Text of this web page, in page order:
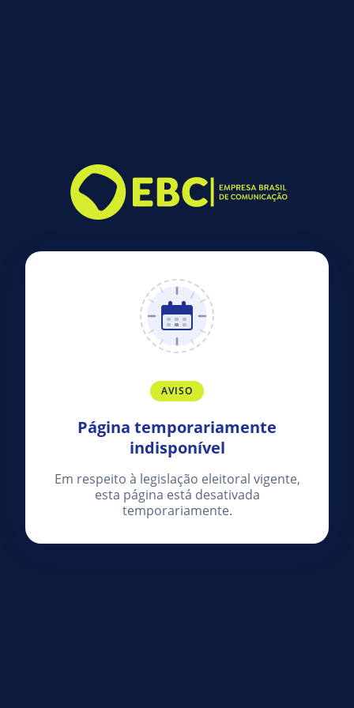
AVISO
Página temporariamente
indisponível
Em respeito à legislação eleitoral vigente,
esta página está desativada
temporariamente.